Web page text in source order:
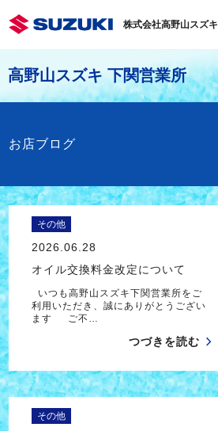
株式会社高野山スズキ
高野山スズキ 下関営業所
お店ブログ
その他
2026.06.28
オイル交換料金改定について
いつも高野山スズキ下関営業所をご
利用いただき、誠にありがとうござい
ます ご不…
つづきを読む
その他